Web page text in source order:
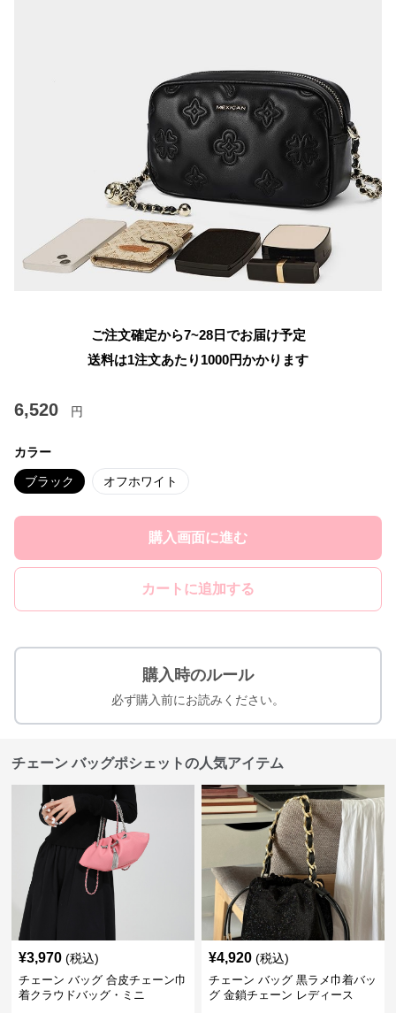
ご注文確定から7~28日でお届け予定
送料は1注文あたり 1000円かかります
6,520 円
カラー
ブラック オフホワイト
購入画面に進む
カートに追加する
購入時のルール
必ず購入前にお読みください。
チェーン バッグポシェットの人気アイテム
¥3,970 (税込)
チェーン バッグ 合皮チェーン巾
着クラウドバッグ・ミニ
¥4,920 (税込)
チェーン バッグ 黒ラメ巾着バッ
グ 金鎖チェーン レディース